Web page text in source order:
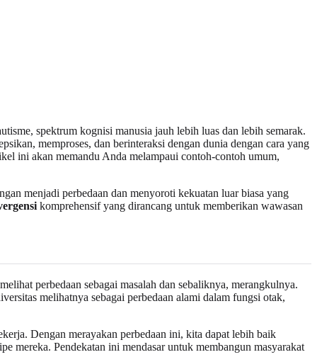
spektrum kognisi manusia jauh lebih luas dan lebih semarak.
memproses, dan berinteraksi dengan dunia dengan cara yang
ini akan memandu Anda melampaui contoh-contoh umum,
menjadi perbedaan dan menyoroti kekuatan luar biasa yang
komprehensif yang dirancang untuk memberikan wawasan
perbedaan sebagai masalah dan sebaliknya, merangkulnya.
melihatnya sebagai perbedaan alami dalam fungsi otak,
Dengan merayakan perbedaan ini, kita dapat lebih baik
mereka. Pendekatan ini mendasar untuk membangun masyarakat